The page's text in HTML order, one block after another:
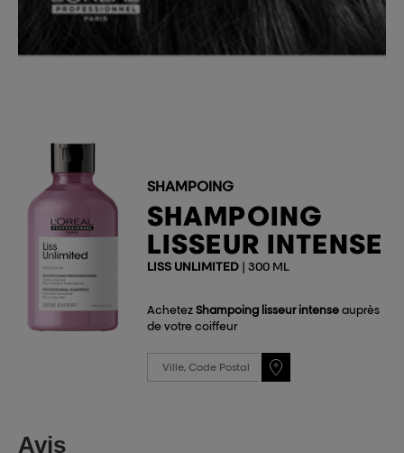
SHAMPOING
SHAMPOING
LISSEUR INTENSE
LISS UNLIMITED| 300 ML
Achetez Shampoing lisseur intense auprès
de votre coiffeur